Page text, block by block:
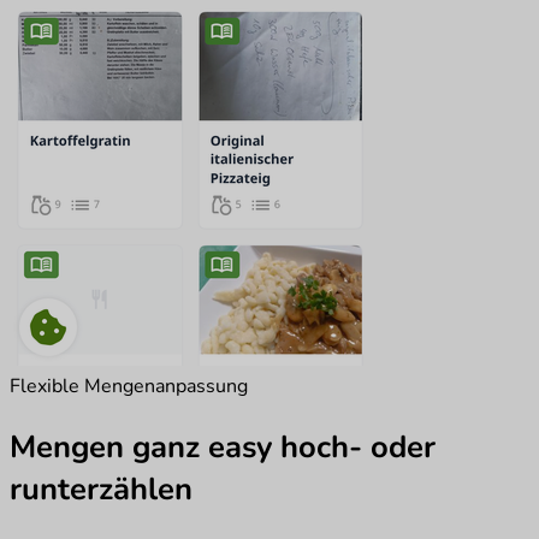
Flexible Mengenanpassung
Mengen ganz easy hoch- oder
runterzählen